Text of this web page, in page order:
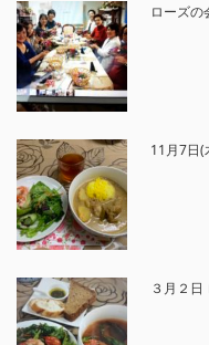
ローズの
11月7日(
３月２日